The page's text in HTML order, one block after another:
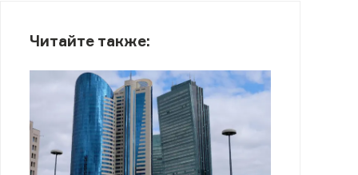
Читайте также: